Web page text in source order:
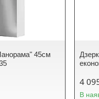
45см
4
В